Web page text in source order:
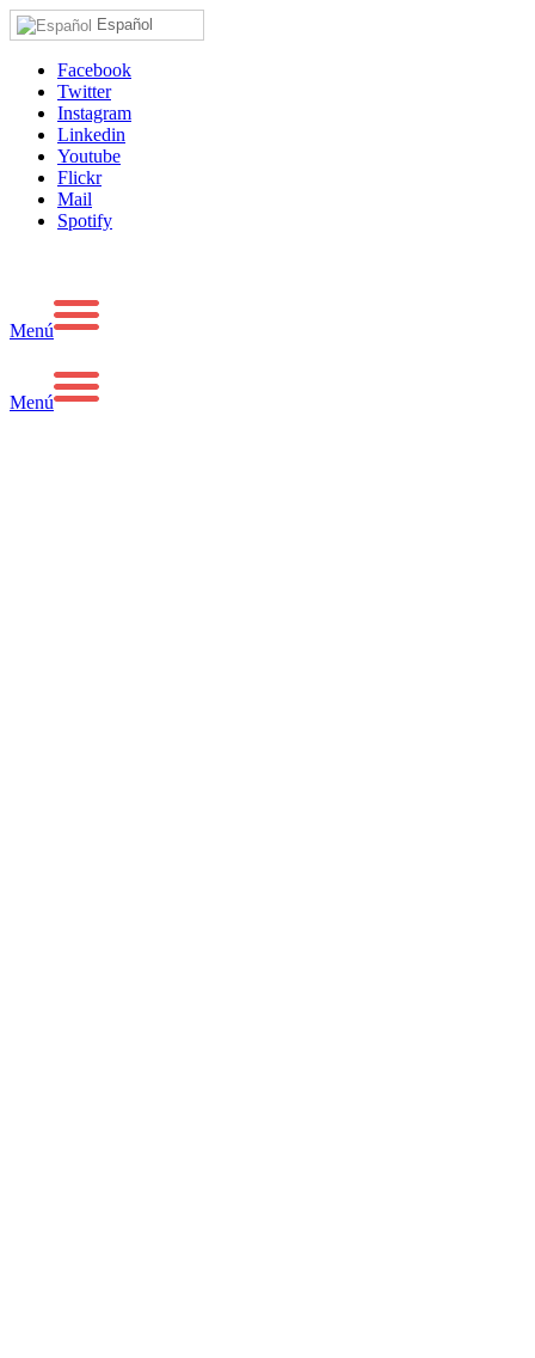
Español
Facebook
Twitter
Instagram
Linkedin
Youtube
Flickr
Mail
Spotify
Menú
Menú